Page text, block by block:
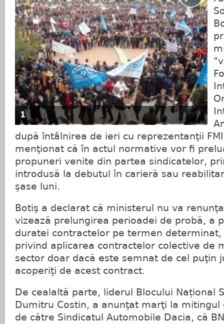
1
după întâlnirea de ieri cu reprezentanţii
menţionat că în actul normative vor fi
propuneri venite din partea sindicatelor,
introdusă la debutul în carieră sau
şase luni.
Botiş a declarat că ministerul nu va
vizează prelungirea perioadei de probă, a
duratei contractelor pe termen
privind aplicarea contractelor colective de
sector doar dacă este semnat de cel puţin
acoperiţi de acest contract.
De cealaltă parte, liderul Blocului Național
Dumitru Costin, a anunţat marţi la mitingul
de către Sindicatul Automobile Dacia, că